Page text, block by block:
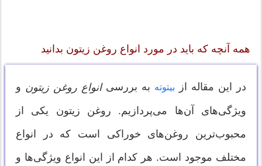
همه آنچه که باید در مورد انواع روغن زیتون بدانید
در این مقاله از بیتوته به بررسیانواع روغن زیتون و
ویژگی‌های آن‌ها می‌پردازیم. روغن زیتون یکی از
محبوب‌ترین روغن‌های خوراکی است که در انواع
مختلف موجود است. هر کدام از این انواع ویژگی‌ها و